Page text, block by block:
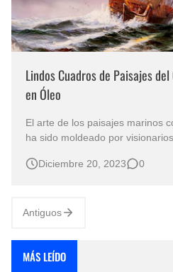
Lindos Cuadros de Paisajes
en Óleo
El arte de los paisajes marinos
ha sido moldeado por
una maestría inigualable. CLÁSICOS PAISAJES MARINOS
Diciembre 20, 2023 0
Antiguos
MÁS LEÍDO